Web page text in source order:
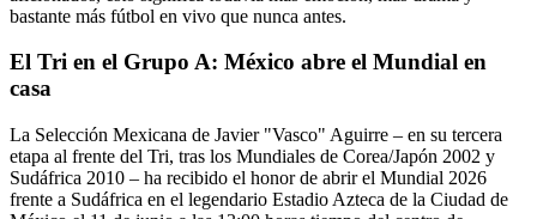
bastante más fútbol en vivo que nunca antes.
El Tri en el Grupo A: México abre el Mundial en
casa
La Selección Mexicana de Javier "Vasco" Aguirre – en su tercera
etapa al frente del Tri, tras los Mundiales de Corea/Japón 2002 y
Sudáfrica 2010 – ha recibido el honor de abrir el Mundial 2026
frente a Sudáfrica en el legendario Estadio Azteca de la Ciudad de